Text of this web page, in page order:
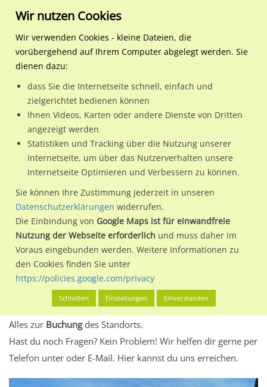
Regionale Plakatwerbung Hessen
Michelstadt, Stadt
Darmstädter Str. 47 (B
Nutze günstige Werbemöglichkeiten am Standort
Darmstädter Str. 47 (B 47) quer RSim Ortsteil Steinbach)
Michelstadt, Stadt.
Wir erheben für jede unserer Werbeflächen individuelle und
aktuelleStandortinformationenundLeistungswerte. Damit
kannst du dich schon vor der Buchung im Detail über den
Standort, seine Reichweite und Werbewirkung sowie
eventuelle Beschränkungen in den zugelassenen
Werbeinhalten informieren.
Alles klar? Dann findest du direkt im unteren Teil dieser Seite
Alles zur Buchungdes Standorts.
Hast du noch Fragen? Kein Problem! Wir helfen dir gerne per
Telefon unter oder E-Mail. Hier kannst du uns erreichen.
Wir nutzen Cookies
Wir verwenden Cookies - kleine Dateien, die
vorübergehend auf Ihrem Computer abgelegt werden. Sie
dienen dazu:
dass Sie die Internetseite schnell, einfach und
zielgerichtet bedienen können
Ihnen Videos, Karten oder andere Dienste von Dritten
angezeigt werden
Statistiken und Tracking über die Nutzung unserer
Internetseite, um über das Nutzerverhalten unsere
Internetseite Optimieren und Verbessern zu können.
Sie können Ihre Zustimmung jederzeit in unseren
Datenschutzerklärungen widerrufen.
Die Einbindung von Google Maps ist für einwandfreie
Nutzung der Webseite erforderlich und muss daher im
Voraus eingebunden werden. Weitere Informationen zu
den Cookies finden Sie unter
https://policies.google.com/privacy
Schließen Einstellungen Einverstanden